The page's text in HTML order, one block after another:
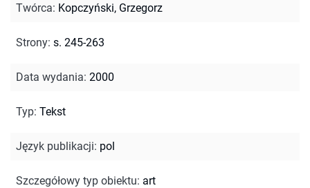
Twórca: Kopczyński, Grzegorz
Strony: s. 245-263
Data wydania: 2000
Typ: Tekst
Język publikacji: pol
Szczegółowy typ obiektu: art